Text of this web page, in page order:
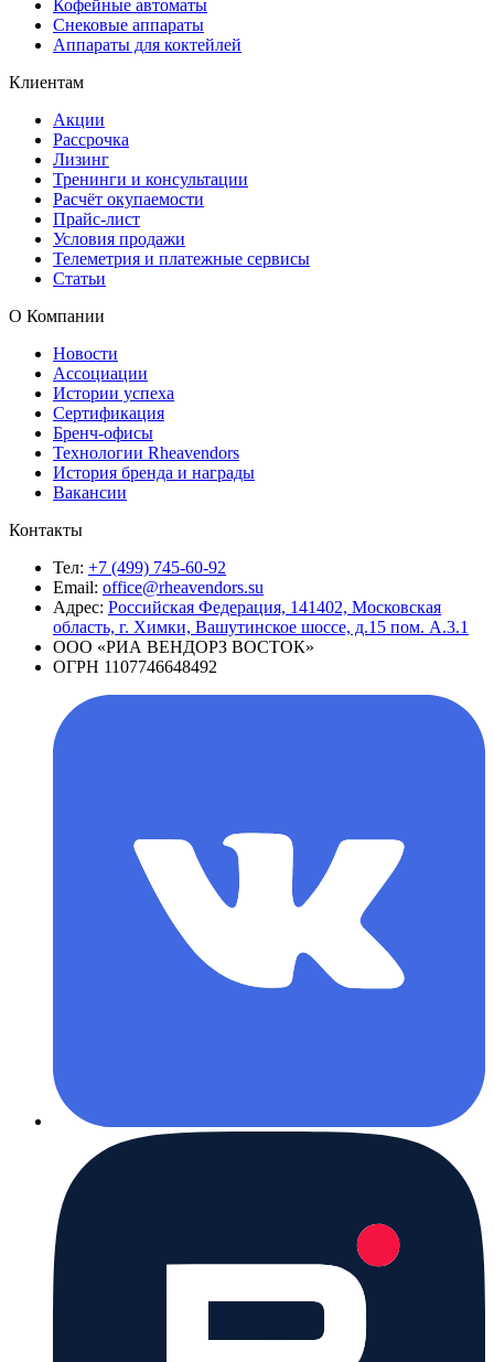
Кофейные автоматы
Снековые аппараты
Аппараты для коктейлей
Клиентам
Акции
Рассрочка
Лизинг
Тренинги и консультации
Расчёт окупаемости
Прайс-лист
Условия продажи
Телеметрия и платежные сервисы
Статьи
О Компании
Новости
Ассоциации
Истории успеха
Сертификация
Бренч-офисы
Технологии Rheavendors
История бренда и награды
Вакансии
Контакты
Тел: +7 (499) 745-60-92
Email: office@rheavendors.su
Адрес: Российская Федерация, 141402, Московская
область, г. Химки, Вашутинское шоссе, д.15 пом. А.3.1
ООО «РИА ВЕНДОРЗ ВОСТОК»
ОГРН 1107746648492